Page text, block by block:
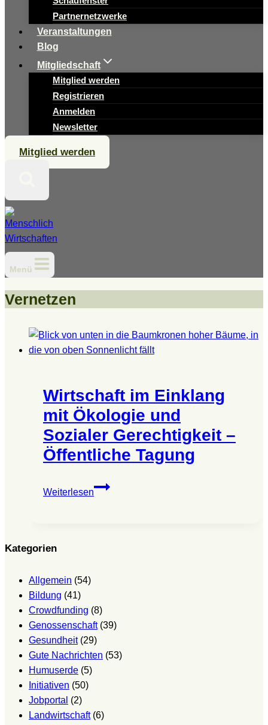
Partnernetzwerke
Veranstaltungen
Blog
Mitgliedschaft
Mitglied werden
Registrieren
Anmelden
Newsletter
Mitglied werden
Menü
Vernetzen
Wirtschaft im Einklang
mit Ökologie und
Sozialer Gerechtigkeit –
Öffentliche Tagung
Weiterlesen
Wirtschaft
–
Öffentliche
Tagung
Kategorien
Allgemein (54)
Bildung (41)
Crowdfunding (8)
Genossenschaft(39)
Gesundheit(29)
Gute Nachrichten (53)
Humuserde (5)
Initiativen (50)
Jobportal (2)
Landwirtschaft(6)